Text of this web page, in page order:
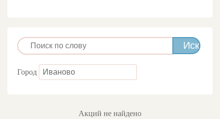
Город
Акций не найдено